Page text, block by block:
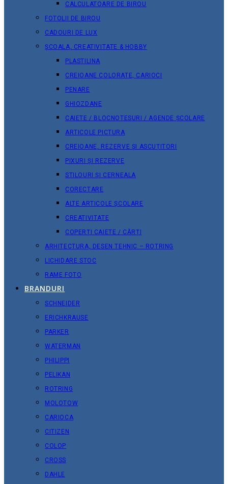
CALCULATOARE DE BIROU
FOTOLII DE BIROU
CADOURI DE LUX
ȘCOALA, CREATIVITATE & HOBBY
PLASTILINA
CREIOANE COLORATE, CARIOCI
PENARE
GHIOZDANE
CAIETE / BLOCNOTESURI / AGENDE ȘCOLARE
ARTICOLE PICTURA
CREIOANE, REZERVE ȘI ASCUȚITORI
PIXURI ȘI REZERVE
STILOURI ȘI CERNEALA
CORECTARE
ALTE ARTICOLE ȘCOLARE
CREATIVITATE
COPERȚI CAIETE / CĂRȚI
ARHITECTURA, DESEN TEHNIC – ROTRING
LICHIDARE STOC
RAME FOTO
BRANDURI
SCHNEIDER
ERICHKRAUSE
PARKER
WATERMAN
PHILIPPI
PELIKAN
ROTRING
MOLOTOW
CARIOCA
CITIZEN
COLOP
CROSS
DAHLE